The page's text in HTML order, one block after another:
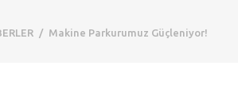
/ Makine Parkurumuz Güçleniyor!